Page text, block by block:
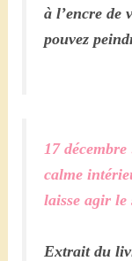
à l’encre de
pouvez
17
calme
laisse agir le
Extrait du